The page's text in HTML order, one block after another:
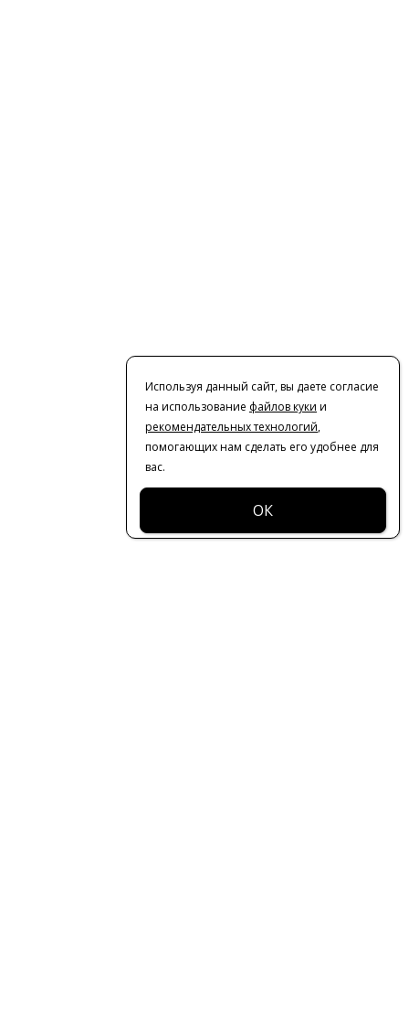
Используя данный сайт, вы даете согласие
на использование файлов куки и
рекомендательных технологий,
помогающих нам сделать его удобнее для
вас.